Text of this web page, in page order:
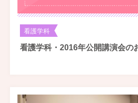
看護学科
看護学科・2016年公開講演会の